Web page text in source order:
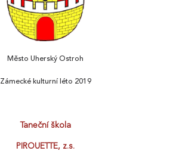
Město Uherský Ostroh
Zámecké kulturní léto 2019
Taneční škola
PIROUETTE, z.s.